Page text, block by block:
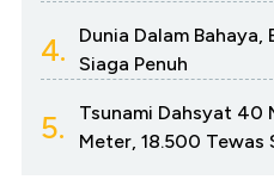
4.
Dunia Dalam Bahaya,
Siaga Penuh
5.
Tsunami Dahsyat 40
Meter, 18.500 Tewas